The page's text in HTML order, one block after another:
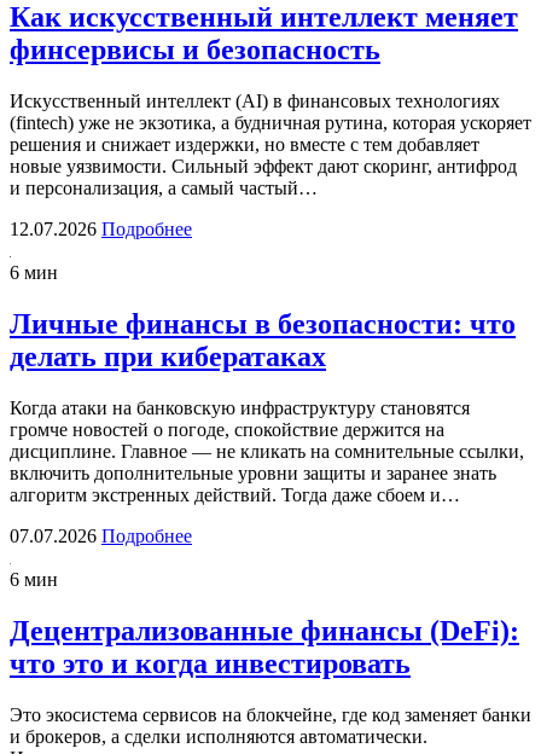
Как искусственный интеллект меняет
финсервисы и безопасность
Искусственный интеллект (AI) в финансовых технологиях
(fintech) уже не экзотика, а будничная рутина, которая ускоряет
решения и снижает издержки, но вместе с тем добавляет
новые уязвимости. Сильный эффект дают скоринг, антифрод
и персонализация, а самый частый…
12.07.2026 Подробнее
6 мин
Личные финансы в безопасности: что
делать при кибератаках
Когда атаки на банковскую инфраструктуру становятся
громче новостей о погоде, спокойствие держится на
дисциплине. Главное — не кликать на сомнительные ссылки,
включить дополнительные уровни защиты и заранее знать
алгоритм экстренных действий. Тогда даже сбоем и…
07.07.2026 Подробнее
6 мин
Децентрализованные финансы (DeFi):
что это и когда инвестировать
Это экосистема сервисов на блокчейне, где код заменяет банки
и брокеров, а сделки исполняются автоматически.